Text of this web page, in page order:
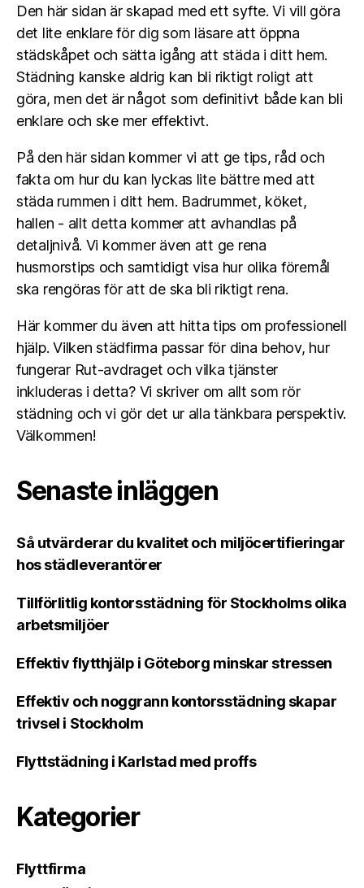
Den här sidan är skapad med ett syfte. Vi vill göra
det lite enklare för dig som läsare att öppna
städskåpet och sätta igång att städa i ditt hem.
Städning kanske aldrig kan bli riktigt roligt att
göra, men det är något som definitivt både kan bli
enklare och ske mer effektivt.
På den här sidan kommer vi att ge tips, råd och
fakta om hur du kan lyckas lite bättre med att
städa rummen i ditt hem. Badrummet, köket,
hallen - allt detta kommer att avhandlas på
detaljnivå. Vi kommer även att ge rena
husmorstips och samtidigt visa hur olika föremål
ska rengöras för att de ska bli riktigt rena.
Här kommer du även att hitta tips om professionell
hjälp. Vilken städfirma passar för dina behov, hur
fungerar Rut-avdraget och vilka tjänster
inkluderas i detta? Vi skriver om allt som rör
städning och vi gör det ur alla tänkbara perspektiv.
Välkommen!
Senaste inläggen
Så utvärderar du kvalitet och miljöcertifieringar
hos städleverantörer
Tillförlitlig kontorsstädning för Stockholms olika
arbetsmiljöer
Effektiv flytthjälp i Göteborg minskar stressen
Effektiv och noggrann kontorsstädning skapar
trivsel i Stockholm
Flyttstädning i Karlstad med proffs
Kategorier
Flyttfirma